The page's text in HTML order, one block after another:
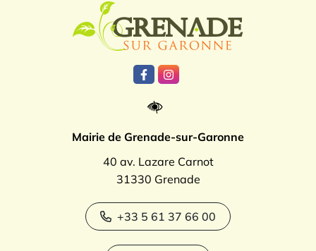
Lien vers le compte Facebook
Lien vers le compte
Mairie de Grenade-sur-Garonne
40 av. Lazare Carnot
31330 Grenade
+33 5 61 37 66 00